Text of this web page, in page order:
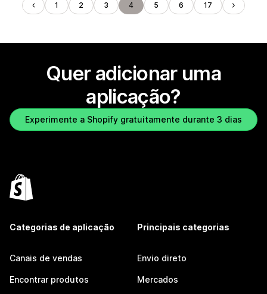
1 2 3 4 5 6 17
Quer adicionar uma
aplicação?
Experimente a Shopify gratuitamente durante 3 dias
Categorias de aplicação
Canais de vendas
Encontrar produtos
Principais categorias
Envio direto
Mercados